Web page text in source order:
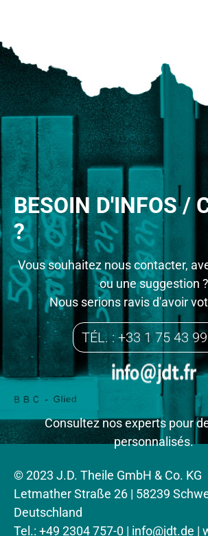
BESOIN D'INFOS /
?
Vous souhaitez nous contacter,
ou une suggestion ?
Nous serions ravis d'avoir
TÉL. : +33 1 75 43
Consultez nos experts pour
personnalisés.
© 2023 J.D. Theile GmbH & Co. KG
Letmather Straße 26 | 58239
Deutschland
Tel.: +49 2304 757-0 | info@jdt.de |